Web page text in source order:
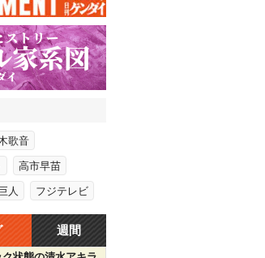
歌音
高市早苗
巨人 フジテレビ
週間